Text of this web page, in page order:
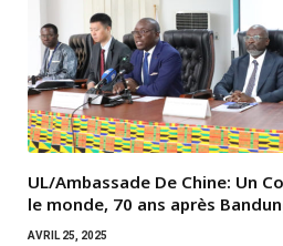
UL/Ambassade De Chine: Un
le monde, 70 ans après
AVRIL 25, 2025